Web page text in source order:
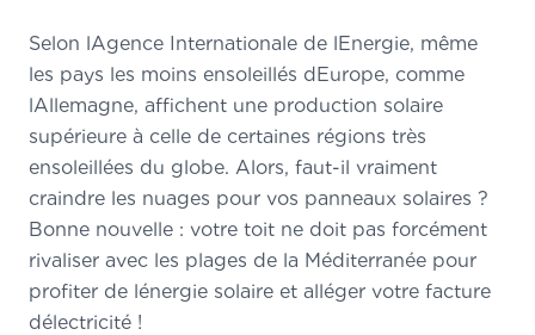
Selon lAgence Internationale de lEnergie, même
les pays les moins ensoleillés dEurope, comme
lAllemagne, affichent une production solaire
supérieure à celle de certaines régions très
ensoleillées du globe. Alors, faut-il vraiment
craindre les nuages pour vos panneaux solaires ?
Bonne nouvelle : votre toit ne doit pas forcément
rivaliser avec les plages de la Méditerranée pour
profiter de lénergie solaire et alléger votre facture
délectricité !